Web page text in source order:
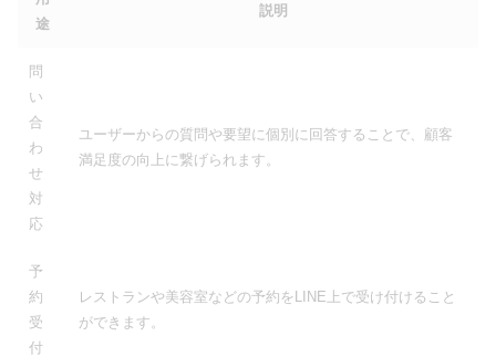
途
説明
問
い
合
わ
せ
対
応
ユーザーからの質問や要望に個別に回答することで、顧客
満足度の向上に繋げられます。
予
約
受
付
レストランや美容室などの予約をLINE上で受け付けること
ができます。